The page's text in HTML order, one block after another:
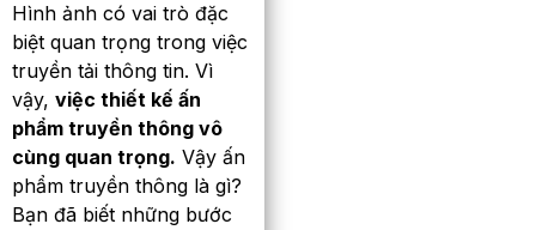
Hình ảnh có vai trò đặc
biệt quan trọng trong việc
truyền tải thông tin. Vì
vậy, việc thiết kế ấn
phẩm truyền thông vô
cùng quan trọng. Vậy ấn
phẩm truyền thông là gì?
Bạn đã biết những bước